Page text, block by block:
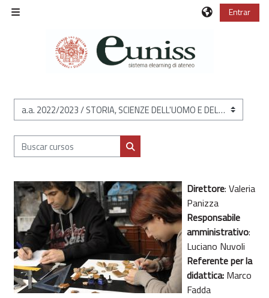
Salta al contenido principal
Entrar
Categorías
Buscar cursos
Buscar cursos
Direttore: Valeria
Panizza
Responsabile
amministrativo:
Luciano Nuvoli
Referente per la
didattica: Marco
Fadda